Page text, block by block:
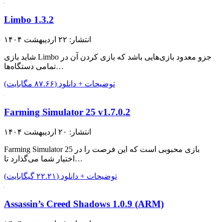
Limbo 1.3.2
انتشار: ۲۲ اردیبهشت ۱۴۰۴
شاید بازی Limbo جزو معدود بازی‌هایی باشد که بازی کردن آن در
تمامی دستگاه‌ها…
توضیحات + دانلود (۸۷.۶۶ مگابایت)
Farming Simulator 25 v1.7.0.2
انتشار: ۲۰ اردیبهشت ۱۴۰۴
Farming Simulator 25 بازی محبوبی است که این فرصت را در
اختیار شما می‌گذارد تا…
توضیحات + دانلود (۲۲.۲۱ گیگابایت)
Assassin’s Creed Shadows 1.0.9 (ARM)